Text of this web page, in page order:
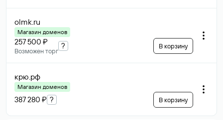
olmk.ru
Магазин доменов
257 500 ₽
Возможен торг
? В корзину
крю.рф
Магазин доменов
387 280 ₽ ? В корзину